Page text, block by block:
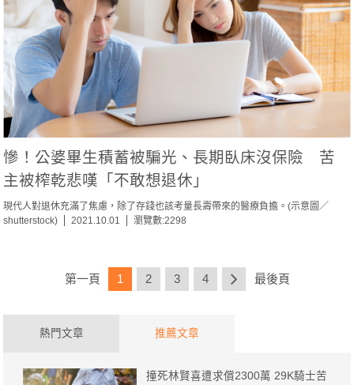
慘！公婆畢生積蓄被騙光、長期臥床沒保險 苦
主被榨乾悲嘆「不敢想退休」
現代人對退休充滿了焦慮，除了存錢也該考量長壽帶來的醫療負擔。(示意圖／
shutterstock)
2021.10.01 瀏覽數:2298
第一頁 1 2 3 4 最後頁
熱門文章 推薦文章
撞死林賢喜遭求償2300萬 29K騎士苦